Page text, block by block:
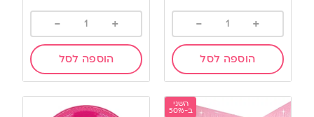
+
-
הוספה לסל
+
-
הוספה לסל
השני
ב-50%